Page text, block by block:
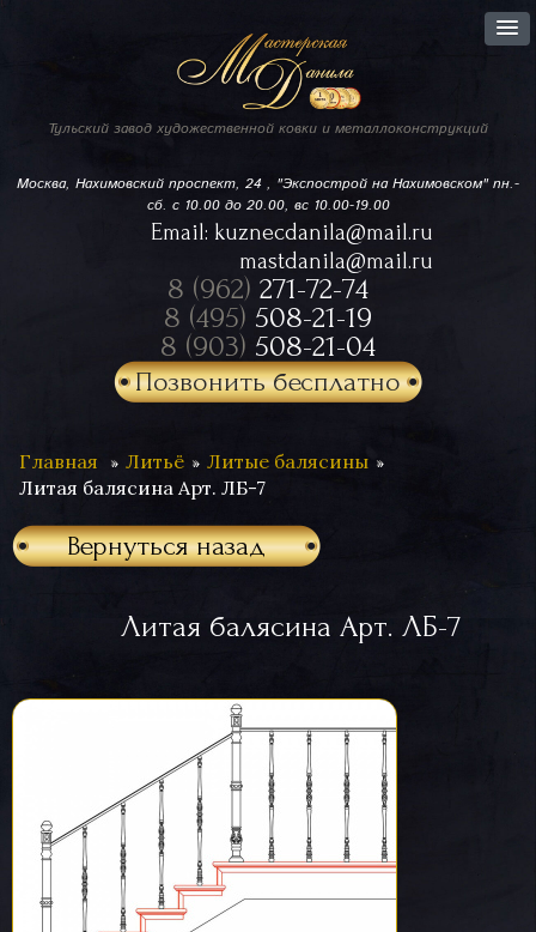
Тульский завод художественной ковки и металлоконструкций
Москва, Нахимовский проспект, 24 , "Экспострой на Нахимовском"пн.-
сб. с 10.00 до 20.00, вс 10.00-19.00
Email: kuznecdanila@mail.ru
mastdanila@mail.ru
8 (962) 271-72-74
8 (495) 508-21-19
8 (903) 508-21-04
Позвонить бесплатно
Главная Литьё
Литые балясины
Литая балясина Арт. ЛБ-7
Вернуться назад
Литая балясина Арт. ЛБ-7